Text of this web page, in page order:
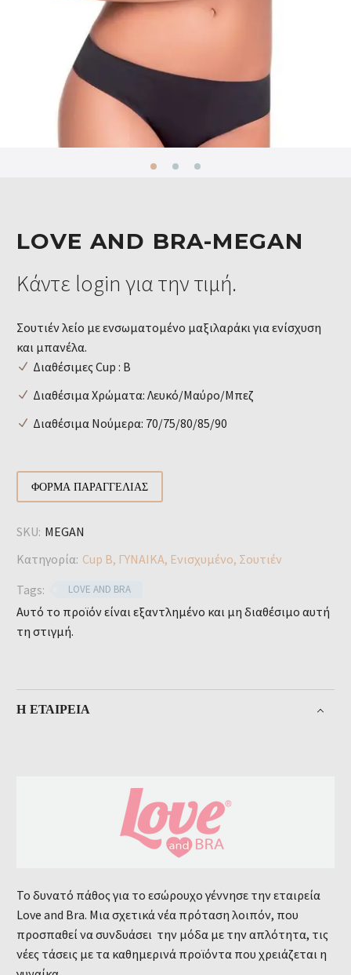
LOVE AND BRA-MEGAN
Κάντε login για την τιμή.
Σουτιέν λείο με ενσωματομένο μαξιλαράκι για ενίσχυση
και μπανέλα.
Διαθέσιμες Cup : B
Διαθέσιμα Χρώματα: Λευκό/Μαύρο/Μπεζ
Διαθέσιμα Νούμερα: 70/75/80/85/90
ΦΌΡΜΑ ΠΑΡΑΓΓΕΛΊΑΣ
SKU: MEGAN
Κατηγορία: Cup B, ΓΥΝΑΙΚΑ, Ενισχυμένο, Σουτιέν
Tags:
LOVE AND BRA
Αυτό το προϊόν είναι εξαντλημένο και μη διαθέσιμο αυτή
τη στιγμή.
Η ΕΤΑΙΡΕΊΑ
Το δυνατό πάθος για το εσώρουχο γέννησε την εταιρεία
Love and Bra. Μια σχετικά νέα πρόταση λοιπόν, που
προσπαθεί να συνδυάσει την μόδα με την απλότητα, τις
νέες τάσεις με τα καθημερινά προϊόντα που χρειάζεται η